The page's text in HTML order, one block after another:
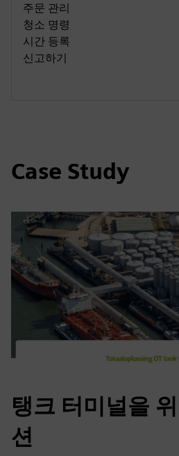
주문 관리
청소 명령
시간 등록
신고하기
Case Study
탱크 터미널을
션